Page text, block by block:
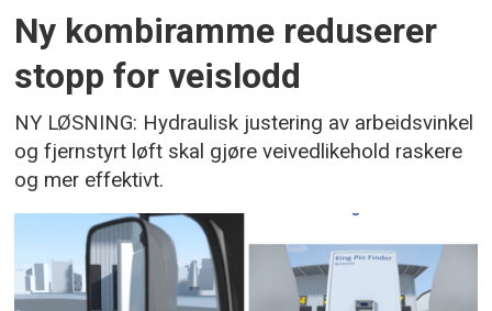
Ny kombiramme reduserer
stopp for veislodd
NY LØSNING: Hydraulisk justering av arbeidsvinkel
og fjernstyrt løft skal gjøre veivedlikehold raskere
og mer effektivt.